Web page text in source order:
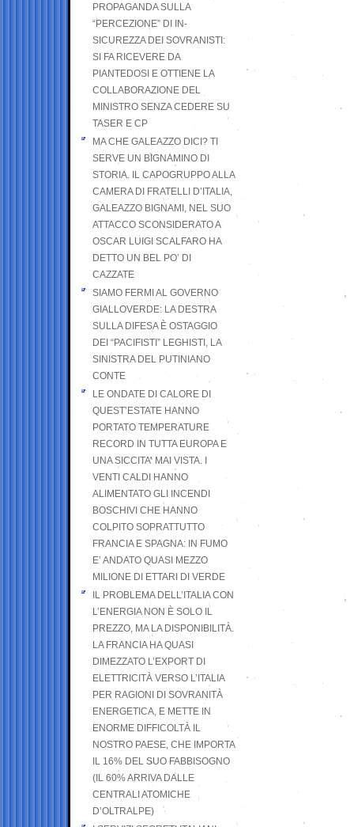
PROPAGANDA SULLA
“PERCEZIONE” DI IN-
SICUREZZA DEI SOVRANISTI:
SI FA RICEVERE DA
PIANTEDOSI E OTTIENE LA
COLLABORAZIONE DEL
MINISTRO SENZA CEDERE SU
TASER E CP
MA CHE GALEAZZO DICI? TI
SERVE UN BIGNAMINO DI
STORIA. IL CAPOGRUPPO ALLA
CAMERA DI FRATELLI D’ITALIA,
GALEAZZO BIGNAMI, NEL SUO
ATTACCO SCONSIDERATO A
OSCAR LUIGI SCALFARO HA
DETTO UN BEL PO’ DI
CAZZATE
SIAMO FERMI AL GOVERNO
GIALLOVERDE: LA DESTRA
SULLA DIFESA È OSTAGGIO
DEI “PACIFISTI” LEGHISTI, LA
SINISTRA DEL PUTINIANO
CONTE
LE ONDATE DI CALORE DI
QUEST’ESTATE HANNO
PORTATO TEMPERATURE
RECORD IN TUTTA EUROPA E
UNA SICCITA’ MAI VISTA. I
VENTI CALDI HANNO
ALIMENTATO GLI INCENDI
BOSCHIVI CHE HANNO
COLPITO SOPRATTUTTO
FRANCIA E SPAGNA: IN FUMO
E’ ANDATO QUASI MEZZO
MILIONE DI ETTARI DI VERDE
IL PROBLEMA DELL’ITALIA CON
L’ENERGIA NON È SOLO IL
PREZZO, MA LA DISPONIBILITÀ.
LA FRANCIA HA QUASI
DIMEZZATO L’EXPORT DI
ELETTRICITÀ VERSO L’ITALIA
PER RAGIONI DI SOVRANITÀ
ENERGETICA, E METTE IN
ENORME DIFFICOLTÀ IL
NOSTRO PAESE, CHE IMPORTA
IL 16% DEL SUO FABBISOGNO
(IL 60% ARRIVA DALLE
CENTRALI ATOMICHE
D’OLTRALPE)